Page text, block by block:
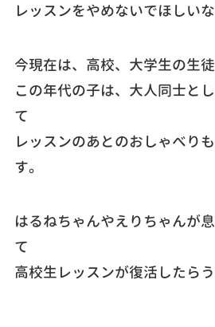
レッスンをやめないでほしい
今現在は、高校、大学生の生
この年代の子は、大人同士と
て
レッスンのあとのおしゃべり
す。
はるねちゃんやえりちゃんが
て
高校生レッスンが復活したら